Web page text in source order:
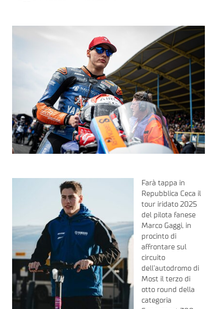
Farà tappa in
Repubblica Ceca il
tour iridato 2025
del pilota fanese
Marco Gaggi, in
procinto di
affrontare sul
circuito
dell’autodromo di
Most il terzo di
otto round della
categoria